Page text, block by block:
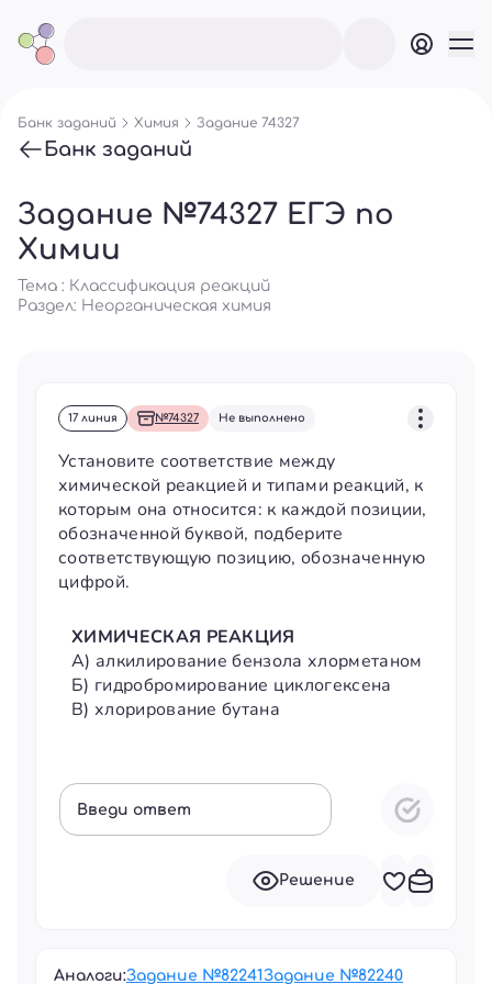
Банк заданий Химия Задание 74327
Банк заданий
Задание №74327 ЕГЭ по
Химии
Тема : Классификация реакций
Раздел: Неорганическая химия
17 линия №74327 Не выполнено
Установите соответствие между
химической реакцией и типами реакций, к
которым она относится: к каждой позиции,
обозначенной буквой, подберите
соответствующую позицию, обозначенную
цифрой.
ХИМИЧЕСКАЯ РЕАКЦИЯ
А) алкилирование бензола хлорметаном
Б) гидробромирование циклогексена
В) хлорирование бутана
Введи ответ
Решение
Аналоги:Задание №82241Задание №82240